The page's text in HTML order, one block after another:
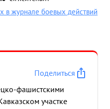
десантных
за что всей
боевых заданий
...»
в журнале боевых действий
Поделиться
фашистскими
участке